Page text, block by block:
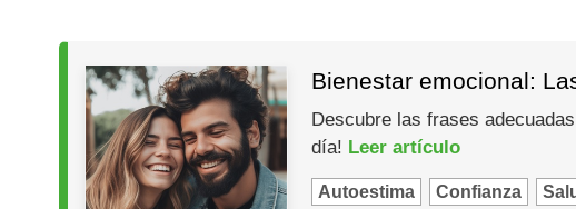
Bienestar emocional:
Descubre las frases
día! Leer artículo
Autoestima Confianza